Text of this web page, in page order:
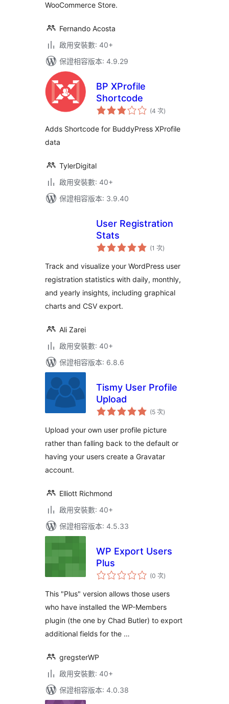
WooCommerce Store.
Fernando Acosta
啟用安裝數: 40+
保證相容版本: 4.9.29
BP XProfile
Shortcode
(4 次評
分
數
)
Adds Shortcode for BuddyPress XProfile
data
TylerDigital
啟用安裝數: 40+
保證相容版本: 3.9.40
User Registration
Stats
(1 次評
分
數
)
Track and visualize your WordPress user
registration statistics with daily, monthly,
and yearly insights, including graphical
charts and CSV export.
Ali Zarei
啟用安裝數: 40+
保證相容版本: 6.8.6
Tismy User Profile
Upload
(5 次評
分
數
)
Upload your own user profile picture
rather than falling back to the default or
having your users create a Gravatar
account.
Elliott Richmond
啟用安裝數: 40+
保證相容版本: 4.5.33
WP Export Users
Plus
(0 次評
分
數
)
This "Plus" version allows those users
who have installed the WP-Members
plugin (the one by Chad Butler) to export
additional fields for the …
gregsterWP
啟用安裝數: 40+
保證相容版本: 4.0.38